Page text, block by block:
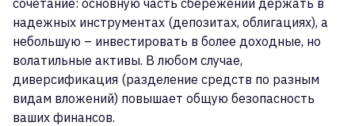
надежных инструментах (депозитах, облигациях), а
небольшую – инвестировать в более доходные, но
волатильные активы. В любом случае,
диверсификация (разделение средств по разным
видам вложений) повышает общую безопасность
ваших финансов.